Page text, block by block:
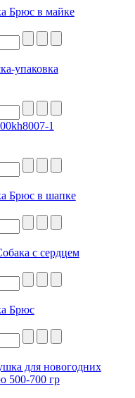
Брюс в майке
упаковка
Брюс в шапке
с сердцем
Брюс
для новогодних
500-700 гр